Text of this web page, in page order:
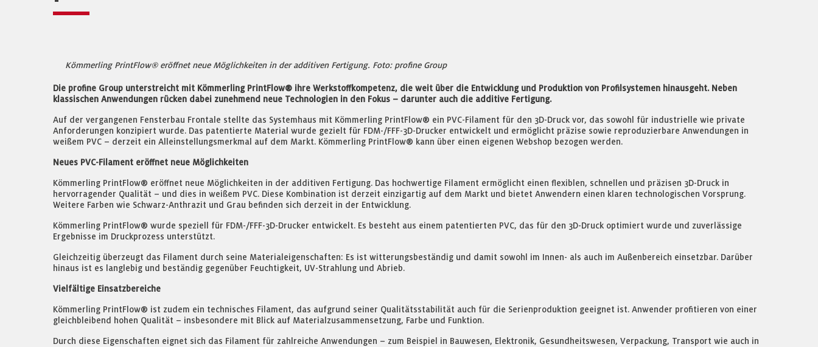
Kömmerling PrintFlow® eröffnet neue Möglichkeiten in der additiven Fertigung. Foto: profine Group
Die profine Group unterstreicht mit Kömmerling PrintFlow® ihre Werkstoffkompetenz, die weit über die Entwicklung und Produktion von Profilsystemen hinausgeht. Neben
klassischen Anwendungen rücken dabei zunehmend neue Technologien in den Fokus – darunter auch die additive Fertigung.
Auf der vergangenen Fensterbau Frontale stellte das Systemhaus mit Kömmerling PrintFlow® ein PVC-Filament für den 3D-Druck vor, das sowohl für industrielle wie private
Anforderungen konzipiert wurde. Das patentierte Material wurde gezielt für FDM-/FFF-3D-Drucker entwickelt und ermöglicht präzise sowie reproduzierbare Anwendungen in
weißem PVC – derzeit ein Alleinstellungsmerkmal auf dem Markt. Kömmerling PrintFlow® kann über einen eigenen Webshop bezogen werden.
Neues PVC-Filament eröffnet neue Möglichkeiten
Kömmerling PrintFlow® eröffnet neue Möglichkeiten in der additiven Fertigung. Das hochwertige Filament ermöglicht einen flexiblen, schnellen und präzisen 3D-Druck in
hervorragender Qualität – und dies in weißem PVC. Diese Kombination ist derzeit einzigartig auf dem Markt und bietet Anwendern einen klaren technologischen Vorsprung.
Weitere Farben wie Schwarz-Anthrazit und Grau befinden sich derzeit in der Entwicklung.
Kömmerling PrintFlow® wurde speziell für FDM-/FFF-3D-Drucker entwickelt. Es besteht aus einem patentierten PVC, das für den 3D-Druck optimiert wurde und zuverlässige
Ergebnisse im Druckprozess unterstützt.
Gleichzeitig überzeugt das Filament durch seine Materialeigenschaften: Es ist witterungsbeständig und damit sowohl im Innen- als auch im Außenbereich einsetzbar. Darüber
hinaus ist es langlebig und beständig gegenüber Feuchtigkeit, UV-Strahlung und Abrieb.
Vielfältige Einsatzbereiche
Kömmerling PrintFlow® ist zudem ein technisches Filament, das aufgrund seiner Qualitätsstabilität auch für die Serienproduktion geeignet ist. Anwender profitieren von einer
gleichbleibend hohen Qualität – insbesondere mit Blick auf Materialzusammensetzung, Farbe und Funktion.
Durch diese Eigenschaften eignet sich das Filament für zahlreiche Anwendungen – zum Beispiel in Bauwesen, Elektronik, Gesundheitswesen, Verpackung, Transport wie auch in